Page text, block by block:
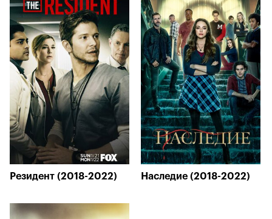
Резидент (2018-2022) Наследие (2018-2022)